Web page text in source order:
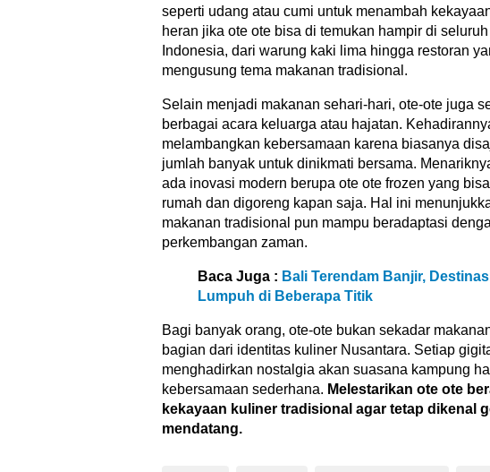
seperti udang atau cumi untuk menambah
heran jika ote ote bisa di temukan hampir di
Indonesia, dari warung kaki lima hingga restoran
mengusung tema makanan tradisional.
Selain menjadi makanan sehari-hari, ote-ote juga
berbagai acara keluarga atau hajatan.
melambangkan kebersamaan karena biasanya
jumlah banyak untuk dinikmati bersama.
ada inovasi modern berupa ote ote frozen yang
rumah dan digoreng kapan saja. Hal ini
makanan tradisional pun mampu beradaptasi
perkembangan zaman.
Baca Juga : Bali Terendam Banjir,
Lumpuh di Beberapa Titik
Bagi banyak orang, ote-ote bukan sekadar
bagian dari identitas kuliner Nusantara. Setiap
menghadirkan nostalgia akan suasana kampung
kebersamaan sederhana. Melestarikan ote ote
kekayaan kuliner tradisional agar tetap dikenal
mendatang.